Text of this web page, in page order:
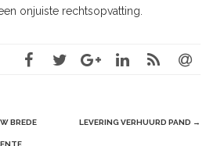
onjuiste rechtsopvatting.
BREDE LEVERING VERHUURD PAND →